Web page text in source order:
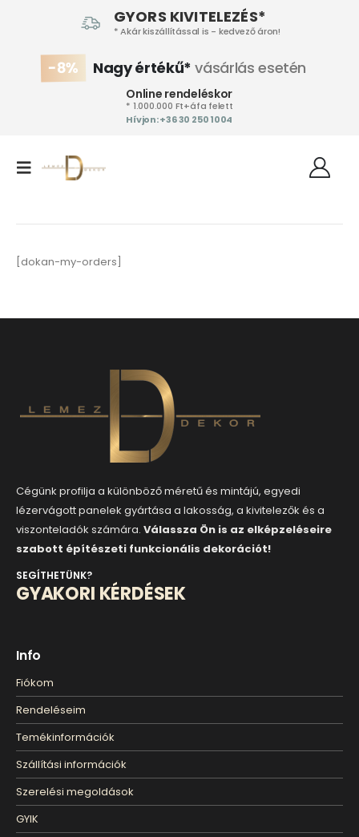
GYORS KIVITELEZÉS*
* Akár kiszállítással is - kedvező áron!
-8% Nagy értékű* vásárlás esetén
Online rendeléskor
* 1.000.000 Ft+áfa felett
Hívjon: +36 30 250 1004‬
[dokan-my-orders]
Cégünk profilja a különböző méretű és mintájú, egyedi
lézervágott panelek gyártása a lakosság, a kivitelezők és a
viszonteladók számára. Válassza Ön is az elképzeléseire
szabott építészeti funkcionális dekorációt!
SEGÍTHETÜNK?
GYAKORI KÉRDÉSEK
Info
Fiókom
Rendeléseim
Temékinformációk
Szállítási információk
Szerelési megoldások
GYIK